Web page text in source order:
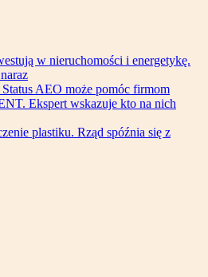
w nieruchomości i energetykę.
Status AEO może pomóc firmom
Ekspert wskazuje kto na nich
plastiku. Rząd spóźnia się z